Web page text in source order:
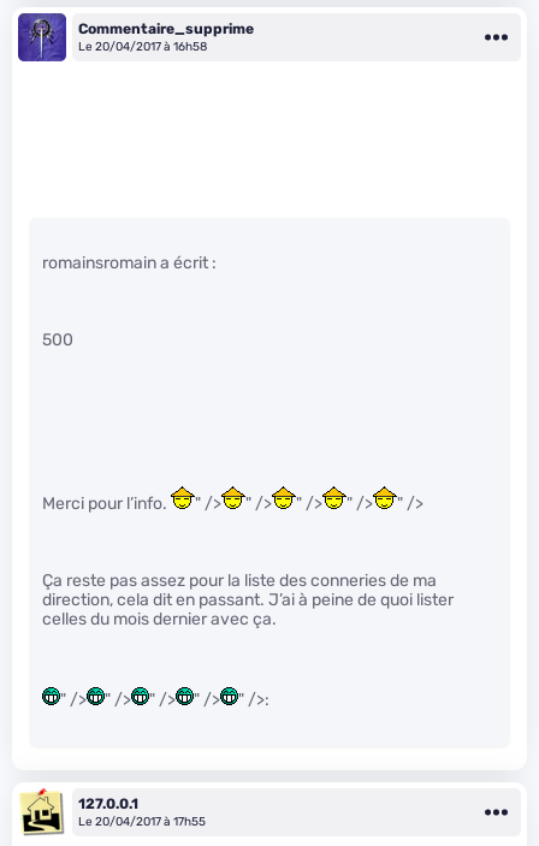
Commentaire_supprime
Le 20/04/2017 à 16h58
romainsromain a écrit :
500
Merci pour l’info. " /> " /> " /> " /> " />
Ça reste pas assez pour la liste des conneries de ma
direction, cela dit en passant. J’ai à peine de quoi lister
celles du mois dernier avec ça.
" /> " /> " /> " /> " />:
127.0.0.1
Le 20/04/2017 à 17h55